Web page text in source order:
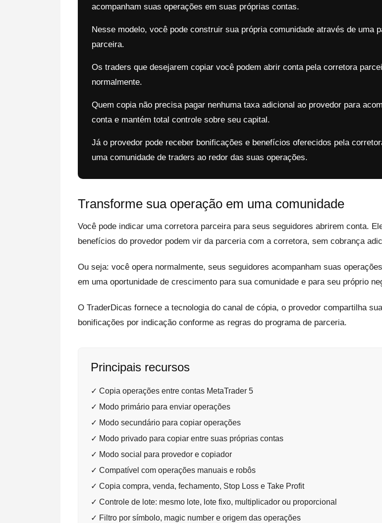
acompanham suas operações em suas próprias contas.
Nesse modelo, você pode construir sua própria comunidade através de uma
parceira.
Os traders que desejarem copiar você podem abrir conta pela corretora
normalmente.
Quem copia não precisa pagar nenhuma taxa adicional ao provedor para
conta e mantém total controle sobre seu capital.
Já o provedor pode receber bonificações e benefícios oferecidos pela
uma comunidade de traders ao redor das suas operações.
Transforme sua operação em uma comunidade
Você pode indicar uma corretora parceira para seus seguidores abrirem conta.
benefícios do provedor podem vir da parceria com a corretora, sem cobrança
Ou seja: você opera normalmente, seus seguidores acompanham suas
em uma oportunidade de crescimento para sua comunidade e para seu próprio
O TraderDicas fornece a tecnologia do canal de cópia, o provedor compartilha
bonificações por indicação conforme as regras do programa de parceria.
Principais recursos
✓ Copia operações entre contas MetaTrader 5
✓ Modo primário para enviar operações
✓ Modo secundário para copiar operações
✓ Modo privado para copiar entre suas próprias contas
✓ Modo social para provedor e copiador
✓ Compatível com operações manuais e robôs
✓ Copia compra, venda, fechamento, Stop Loss e Take Profit
✓ Controle de lote: mesmo lote, lote fixo, multiplicador ou proporcional
✓ Filtro por símbolo, magic number e origem das operações